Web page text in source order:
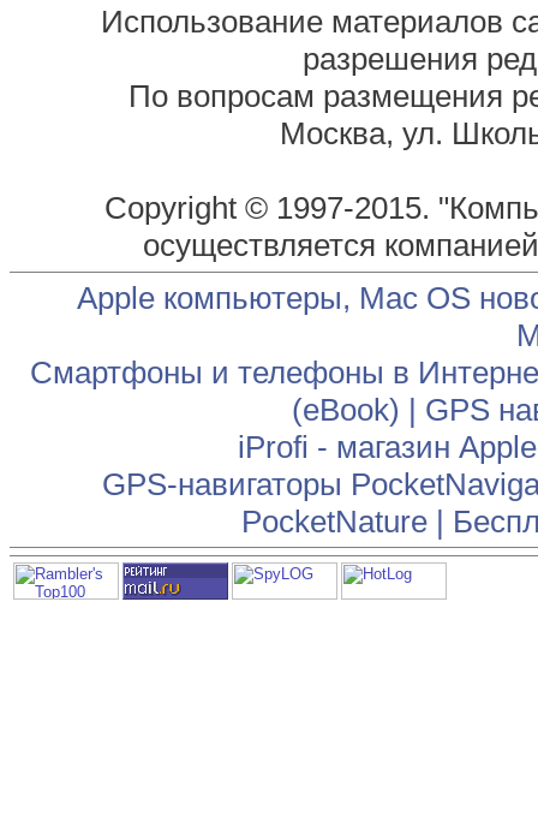
Использование материалов
разрешения
По вопросам размещения
Москва, ул.
Copyright © 1997-2015.
осуществляется
Apple компьютеры, Mac OS
Смартфоны и телефоны в
(eBook) | GPS
iProfi - магазин
GPS-навигаторы
PocketNature|